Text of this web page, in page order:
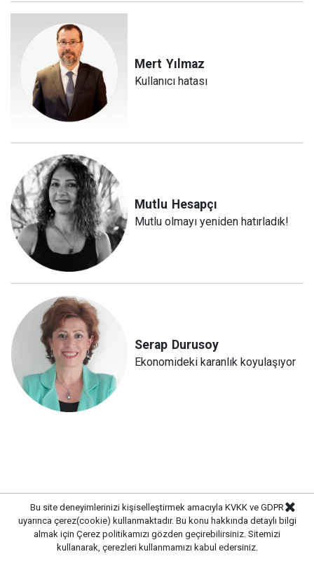
Mert Yılmaz
Kullanıcı hatası
Mutlu Hesapçı
Mutlu olmayı yeniden hatırladık!
Serap Durusoy
Ekonomideki karanlık koyulaşıyor
Bu site deneyimlerinizi kişiselleştirmek amacıyla KVKK ve GDPR
uyarınca çerez(cookie) kullanmaktadır. Bu konu hakkında detaylı bilgi
almak için Çerez politikamızı gözden geçirebilirsiniz. Sitemizi
kullanarak, çerezleri kullanmamızı kabul edersiniz.